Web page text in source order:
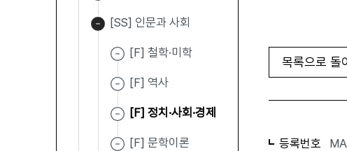
[SS] 인문과 사회
[F] 철학·미학
[F] 역사
[F] 정치·사회·경제
[F] 문학이론
목록으로 돌
등록번호